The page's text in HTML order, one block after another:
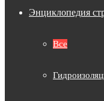
Энциклопедия
Все